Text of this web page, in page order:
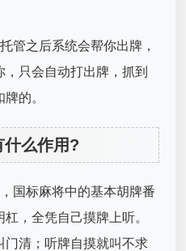
管之后系统会帮你出牌，
只会自动打出牌，抓到
的。
什么作用?
国标麻将中的基本胡牌番
，全凭自己摸牌上听。
门清；听牌自摸就叫不求